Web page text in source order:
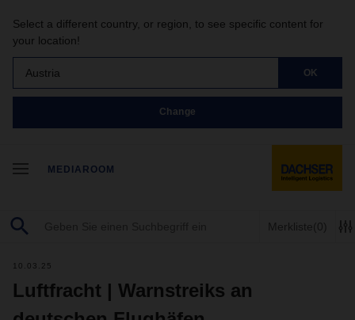
Select a different country, or region, to see specific content for
your location!
Austria OK
Change
MEDIAROOM
Merkliste(0)
10.03.25
Luftfracht | Warnstreiks an